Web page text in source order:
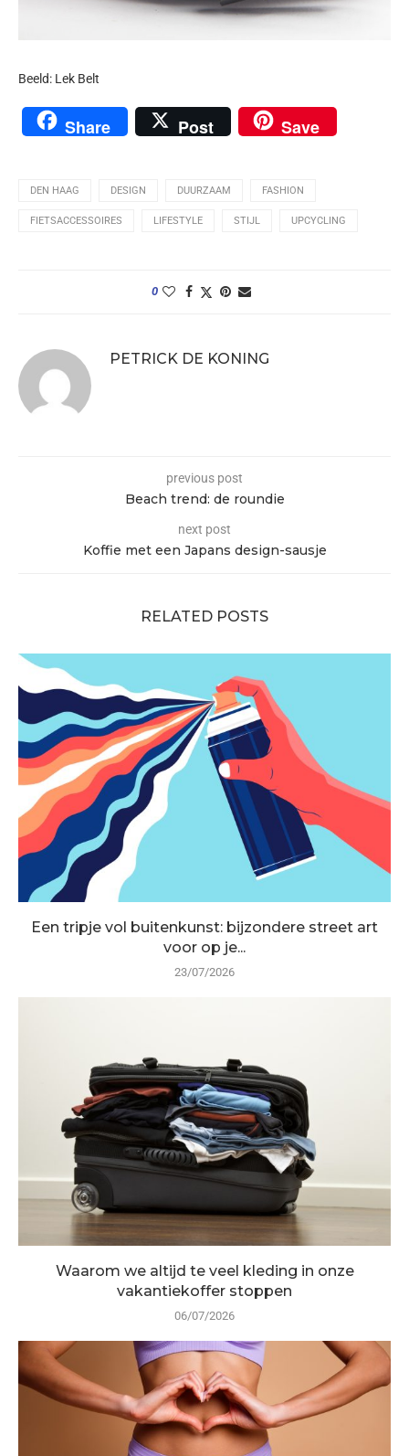
Beeld: Lek Belt
Share Post Save
DEN HAAG DESIGN DUURZAAM FASHION
FIETSACCESSOIRES LIFESTYLE STIJL UPCYCLING
0
PETRICK DE KONING
previous post
Beach trend: de roundie
next post
Koffie met een Japans design-sausje
RELATED POSTS
Een tripje vol buitenkunst: bijzondere street art
voor op je...
23/07/2026
Waarom we altijd te veel kleding in onze
vakantiekoffer stoppen
06/07/2026